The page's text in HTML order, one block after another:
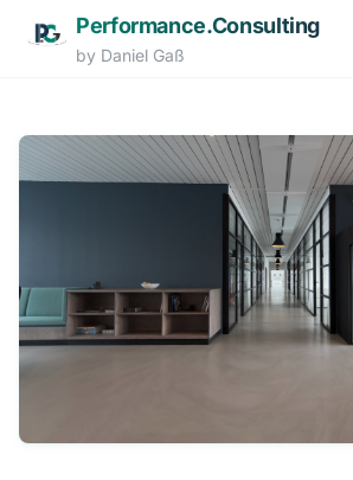
Performance.Consulting
by Daniel Gaß